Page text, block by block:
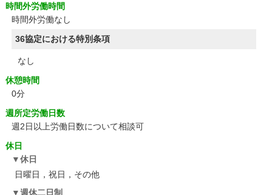
時間外労働時間
時間外労働なし
36協定における特別条項
なし
休憩時間
0分
週所定労働日数
週2日以上労働日数について相談可
休日
休日
日曜日，祝日，その他
週休二日制